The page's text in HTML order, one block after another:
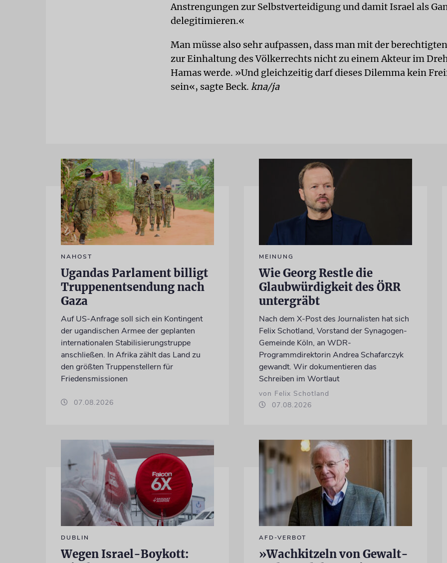
Anstrengungen zur Selbstverteidigung und damit Israel als
delegitimieren.«
Man müsse also sehr aufpassen, dass man mit der
zur Einhaltung des Völkerrechts nicht zu einem Akteur im
Hamas werde. »Und gleichzeitig darf dieses Dilemma kein
sein«, sagte Beck. kna/ja
NAHOST
Ugandas Parlament billigt
Truppenentsendung nach
Gaza
Auf US-Anfrage soll sich ein Kontingent
der ugandischen Armee der geplanten
internationalen Stabilisierungstruppe
anschließen. In Afrika zählt das Land zu
den größten Truppenstellern für
Friedensmissionen
07.08.2026
MEINUNG
Wie Georg Restle die
Glaubwürdigkeit des ÖRR
untergräbt
Nach dem X-Post des Journalisten hat sich
Felix Schotland, Vorstand der Synagogen-
Gemeinde Köln, an WDR-
Programmdirektorin Andrea Schafarczyk
gewandt. Wir dokumentieren das
Schreiben im Wortlaut
von Felix Schotland
07.08.2026
DUBLIN
Wegen Israel-Boykott:
AFD-VERBOT
»Wachkitzeln von Gewalt-